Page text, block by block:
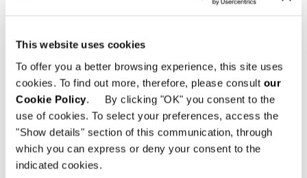
This website uses cookies
To offer you a better browsing experience, this site uses
cookies. To find out more, therefore, please consult our
Cookie Policy. By clicking "OK" you consent to the
use of cookies. To select your preferences, access the
"Show details" section of this communication, through
which you can express or deny your consent to the
indicated cookies.
美しさと、時を超越したエレガンスが特徴的
ようなものなのです。
形を超えライフスタイルとなる価値。タイム
レスなMinotti。
共有 印刷 DOWNLOAD PDF